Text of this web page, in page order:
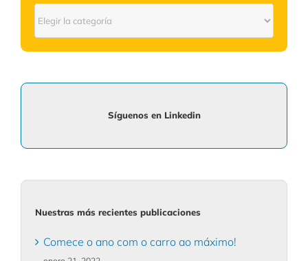
Conoce
más
Síguenos en Linkedin
Nuestras más recientes publicaciones
Comece o ano com o carro ao máximo!